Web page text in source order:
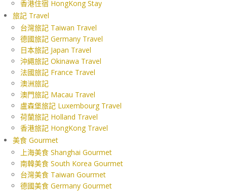
香港住宿 HongKong Stay
旅記 Travel
台灣旅記 Taiwan Travel
德國旅記 Germany Travel
日本旅記 Japan Travel
沖繩旅記 Okinawa Travel
法國旅記 France Travel
澳洲旅記
澳門旅記 Macau Travel
盧森堡旅記 Luxembourg Travel
荷蘭旅記 Holland Travel
香港旅記 HongKong Travel
美食 Gourmet
上海美食 Shanghai Gourmet
南韓美食 South Korea Gourmet
台灣美食 Taiwan Gourmet
德國美食 Germany Gourmet